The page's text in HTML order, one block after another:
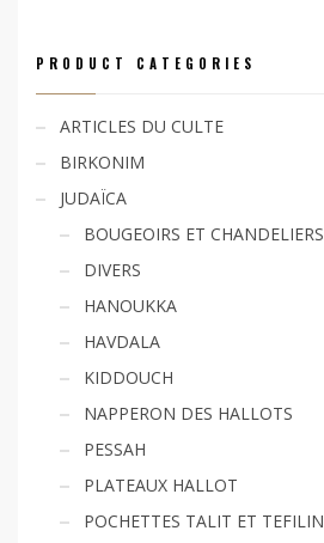
PRODUCT CATEGORIES
ARTICLES DU CULTE
BIRKONIM
JUDAÏCA
BOUGEOIRS ET CHANDELIERS
DIVERS
HANOUKKA
HAVDALA
KIDDOUCH
NAPPERON DES HALLOTS
PESSAH
PLATEAUX HALLOT
POCHETTES TALIT ET TEFILIN